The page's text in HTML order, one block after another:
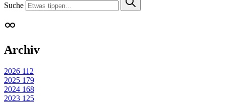
Suche
Archiv
2026 112
2025 179
2024 168
2023 125